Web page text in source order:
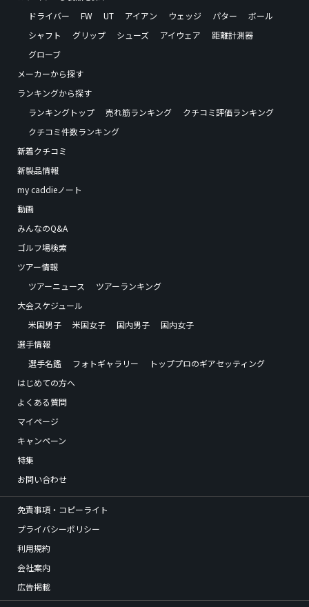
ドライバー
FW UT アイアン ウェッジ パター
ボール
シャフト
グリップ シューズ アイウェア
距離計測器
グローブ
メーカーから探す
ランキングから探す
ランキングトップ
売れ筋ランキング
クチコミ評価ランキング
クチコミ件数ランキング
新着クチコミ
新製品情報
my caddieノート
動画
みんなのQ&A
ゴルフ場検索
ツアー情報
ツアーニュース
ツアーランキング
大会スケジュール
米国男子
米国女子 国内男子
国内女子
選手情報
選手名鑑
フォトギャラリー
トッププロのギアセッティング
はじめての方へ
よくある質問
マイページ
キャンペーン
特集
お問い合わせ
免責事項・コピーライト
プライバシーポリシー
利用規約
会社案内
広告掲載